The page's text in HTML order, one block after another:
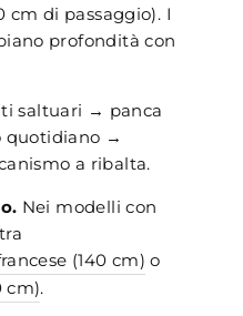
cm di passaggio). I
profondità con
saltuari → panca
quotidiano →
a ribalta.
Nei modelli con
(140 cm) o
cm).